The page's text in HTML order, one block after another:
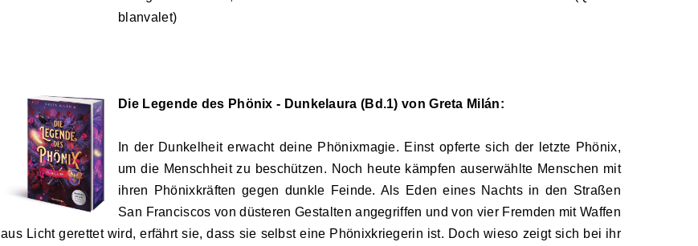
blanvalet)
Die Legende des Phönix - Dunkelaura (Bd.1) von Greta Milán:
In der Dunkelheit erwacht deine Phönixmagie. Einst opferte sich der letzte Phönix,
um die Menschheit zu beschützen. Noch heute kämpfen auserwählte Menschen mit
ihren Phönixkräften gegen dunkle Feinde. Als Eden eines Nachts in den Straßen
San Franciscos von düsteren Gestalten angegriffen und von vier Fremden mit Waffen
aus Licht gerettet wird, erfährt sie, dass sie selbst eine Phönixkriegerin ist. Doch wieso zeigt sich bei ihr